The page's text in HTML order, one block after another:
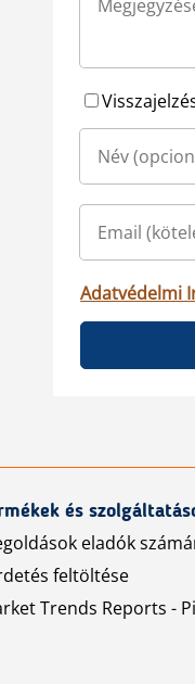
Adatvédelmi
és
eladók
feltöltése
Trends Reports -